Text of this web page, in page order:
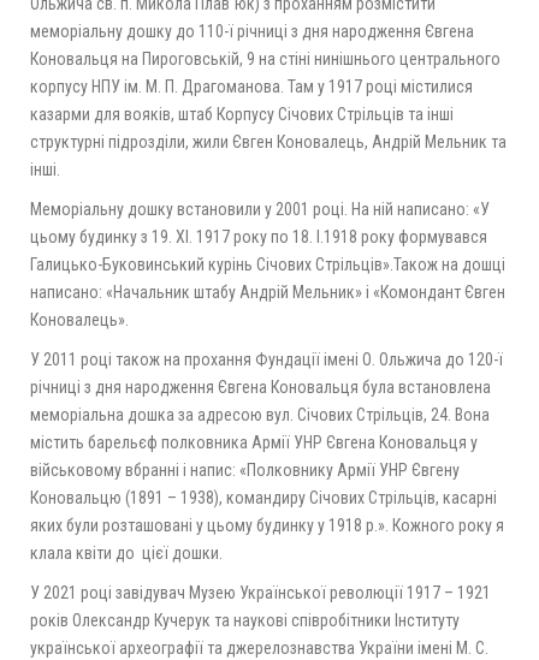
Ольжича св. п. Микола Плав`юк) з проханням розмістити
меморіальну дошку до 110-ї річниці з дня народження Євгена
Коновальця на Пироговській, 9 на стіні нинішнього центрального
корпусу НПУ ім. М. П. Драгоманова. Там у 1917 році містилися
казарми для вояків, штаб Корпусу Січових Стрільців та інші
структурні підрозділи, жили Євген Коновалець, Андрій Мельник та
інші.
Меморіальну дошку встановили у 2001 році. На ній написано: «У
цьому будинку з 19. XI. 1917 року по 18. I.1918 року формувався
Галицько-Буковинський курінь Січових Стрільців».Також на дошці
написано: «Начальник штабу Андрій Мельник» і «Комондант Євген
Коновалець».
У 2011 році також на прохання Фундації імені О. Ольжича до 120-ї
річниці з дня народження Євгена Коновальця була встановлена
меморіальна дошка за адресою вул. Січових Стрільців, 24. Вона
містить барельєф полковника Армії УНР Євгена Коновальця у
військовому вбранні і напис: «Полковнику Армії УНР Євгену
Коновальцю (1891 – 1938), командиру Січових Стрільців, касарні
яких були розташовані у цьому будинку у 1918 р.». Кожного року я
клала квіти до цієї дошки.
У 2021 році завідувач Музею Української революції 1917 – 1921
років Олександр Кучерук та наукові співробітники Інституту
української археографії та джерелознавства України імені М. С.